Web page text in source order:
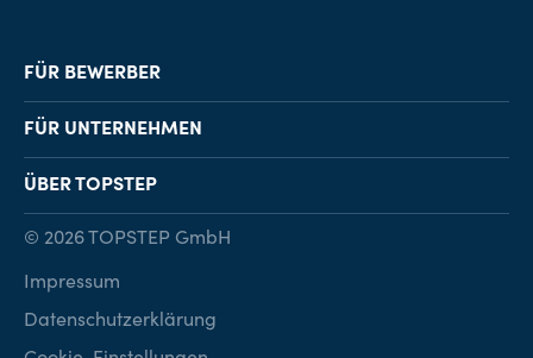
FÜR BEWERBER
Job-Finder
Karriereberatung
FÜR UNTERNEHMEN
Personalvermittlung
Personalsuche
ÜBER TOPSTEP
Kontakt
© 2026 TOPSTEP GmbH
Impressum
Datenschutzerklärung